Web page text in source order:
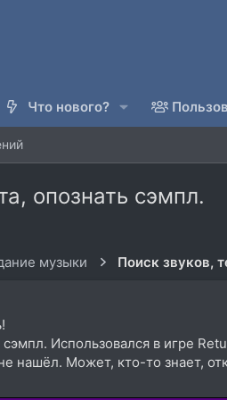
Что нового?
опознать сэмпл.
музыки Поиск звуков,
сэмпл. Использовался в игре
нашёл. Может, кто-то знает,